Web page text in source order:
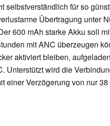
selbstverständlich für so
Übertragung unter
600 mAh starke Akku soll
mit ANC überzeugen
aktiviert bleiben,
Unterstützt wird die
einer Verzögerung von nur 38